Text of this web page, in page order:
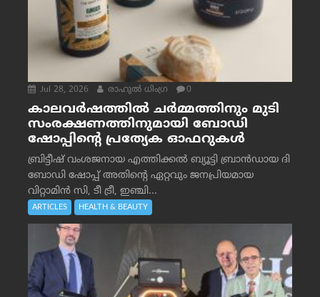
Jul 28, 2026 രാഹുല്‍ ധിംഗ്ര 0
കാലവർഷത്തിൽ ചർമ്മത്തിനും മുടി
സംരക്ഷണത്തിനുമായി ബോഡി
ഷോപ്പിന്റെ പ്രത്യേക ഓഫറുകൾ
ബ്രിട്ടീഷ് വംശജനായ എത്തിക്കൽ ബ്യൂട്ടി ബ്രാൻഡായ ദി
ബോഡി ഷോപ്പ് അതിന്റെ ഏറ്റവും ജനപ്രിയമായ
വിറ്റാമിൻ സി, ടീ ട്രീ, ഇഞ്ചി...
ARTICLES HEALTH & BEAUTY